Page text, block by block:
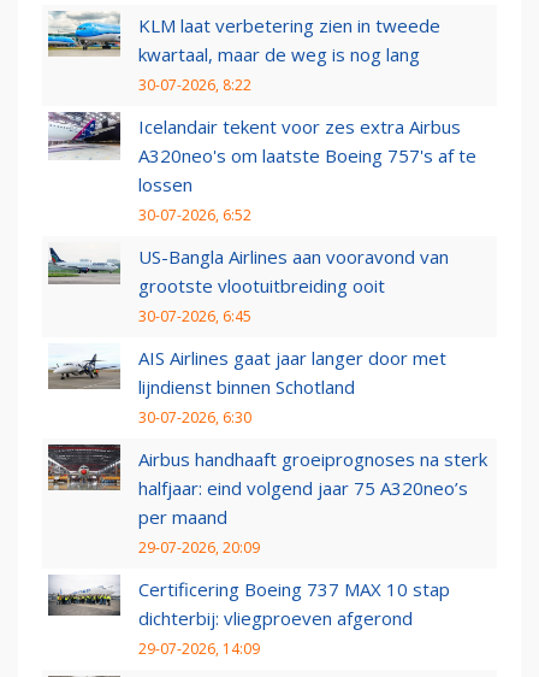
KLM laat verbetering zien in tweede
kwartaal, maar de weg is nog lang
30-07-2026, 8:22
Icelandair tekent voor zes extra Airbus
A320neo's om laatste Boeing 757's af te
lossen
30-07-2026, 6:52
US-Bangla Airlines aan vooravond van
grootste vlootuitbreiding ooit
30-07-2026, 6:45
AIS Airlines gaat jaar langer door met
lijndienst binnen Schotland
30-07-2026, 6:30
Airbus handhaaft groeiprognoses na sterk
halfjaar: eind volgend jaar 75 A320neo’s
per maand
29-07-2026, 20:09
Certificering Boeing 737 MAX 10 stap
dichterbij: vliegproeven afgerond
29-07-2026, 14:09